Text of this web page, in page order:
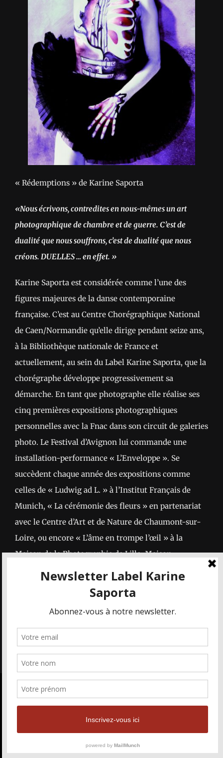
« Rédemptions » de Karine Saporta
«Nous écrivons, contredites en nous-mêmes un art
photographique de chambre et de guerre. C’est de
dualité que nous souffrons, c’est de dualité que nous
créons. DUELLES … en effet. »
Karine Saporta est considérée comme l’une des
figures majeures de la danse contemporaine
française. C’est au Centre Chorégraphique National
de Caen/Normandie qu’elle dirige pendant seize ans,
à la Bibliothèque nationale de France et
actuellement, au sein du Label Karine Saporta, que la
chorégraphe développe progressivement sa
démarche. En tant que photographe elle réalise ses
cinq premières expositions photographiques
personnelles avec la Fnac dans son circuit de galeries
photo. Le Festival d’Avignon lui commande une
installation-performance « L’Enveloppe ». Se
succèdent chaque année des expositions comme
celles de « Ludwig ad L. » à l’Institut Français de
Munich, « La cérémonie des fleurs » en partenariat
avec le Centre d’Art et de Nature de Chaumont-sur-
Loire, ou encore « L’âme en trompe l’œil » à la
Maison de la Photographie de Lille, Maison
Européenne de la Photographie-Paris, Festival
Karine Saporta met en scène l’ex-danseuse étoile de
l’Opéra de Paris Marie-Agnès Gillot sur sa série
« Rédemptions ». Gillot se fait ici l’interprète de
l’imaginaire saportien, dans une œuvre
photographique inspirée de l’univers de Frida Kahlo
et de l’esthétique traditionnelle mexicaine des «
Calaveras ». Telle une toile hybride, tendue entre la
vie et la mort. Ainsi, d’un épisode à l’autre, se tisse un
des rives de la décomposition à ceux de la vie
garantir la meilleure expérience sur
notre site web. Si vous continuez à
utiliser ce site, nous supposerons que